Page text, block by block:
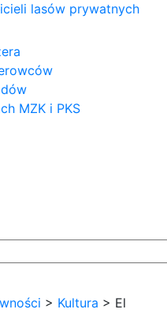
lasów prywatnych
MZK i PKS
> Kultura > El